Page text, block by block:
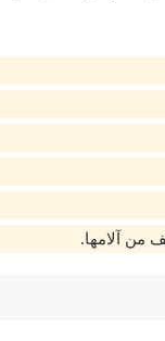
من آلامها.